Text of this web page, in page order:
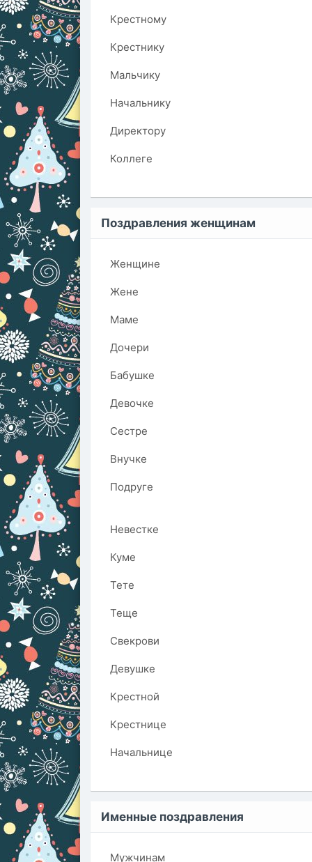
Крестному
Крестнику
Мальчику
Начальнику
Директору
Коллеге
Поздравления женщинам
Женщине
Жене
Маме
Дочери
Бабушке
Девочке
Сестре
Внучке
Подруге
Невестке
Куме
Тете
Теще
Свекрови
Девушке
Крестной
Крестнице
Начальнице
Именные поздравления
Мужчинам